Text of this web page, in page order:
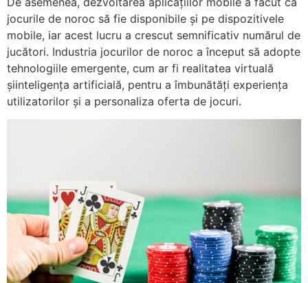
jocurile de noroc să fie disponibile și pe dispozitivele
mobile, iar acest lucru a crescut semnificativ numărul de
jucători. Industria jocurilor de noroc a început să adopte
tehnologiile emergente, cum ar fi realitatea virtuală
șiinteligența artificială, pentru a îmbunătăți experiența
utilizatorilor și a personaliza oferta de jocuri.